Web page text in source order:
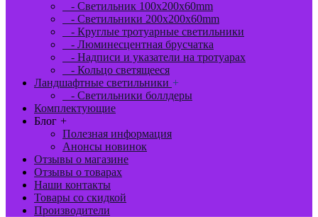
- Светильник 100x200x60mm
- Светильники 200x200x60mm
- Круглые тротуарные светильники
- Люминесцентная брусчатка
- Надписи и указатели на тротуарах
- Кольцо светящееся
Ландшафтные светильники +
- Светильники боллдеры
Комплектующие
Блог +
Полезная информация
Анонсы новинок
Отзывы о магазине
Отзывы о товарах
Наши контакты
Товары со скидкой
Производители